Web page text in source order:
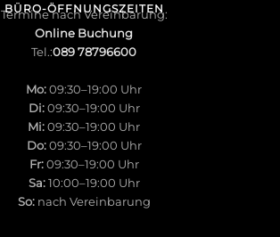
BÜRO-ÖFFNUNGSZEITEN
Termine nach Vereinbarung:
Online Buchung
Tel.:089 78796600
Mo:09:30–19:00 Uhr
Di:09:30–19:00 Uhr
Mi:09:30–19:00 Uhr
Do:09:30–19:00 Uhr
Fr:09:30–19:00 Uhr
Sa:10:00–19:00 Uhr
So:nach Vereinbarung